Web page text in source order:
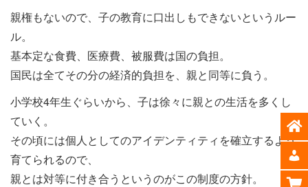
親権もないので、子の教育に口出しもできないというルー
ル。
基本定な食費、医療費、被服費は国の負担。
国民は全てその分の経済的負担を、親と同等に負う。
小学校4年生ぐらいから、子は徐々に親との生活を多くし
ていく。
その頃には個人としてのアイデンティティを確立するよう
育てられるので、
親とは対等に付き合うというのがこの制度の方針。